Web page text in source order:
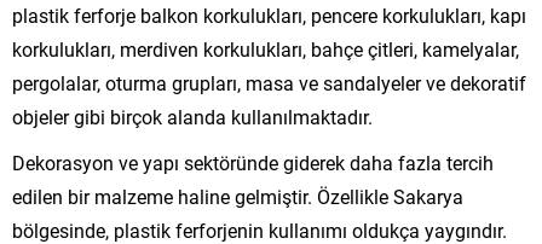
plastik ferforje balkon korkulukları, pencere korkulukları, kapı
korkulukları, merdiven korkulukları, bahçe çitleri, kamelyalar,
pergolalar, oturma grupları, masa ve sandalyeler ve dekoratif
objeler gibi birçok alanda kullanılmaktadır.
Dekorasyon ve yapı sektöründe giderek daha fazla tercih
edilen bir malzeme haline gelmiştir. Özellikle Sakarya
bölgesinde, plastik ferforjenin kullanımı oldukça yaygındır.